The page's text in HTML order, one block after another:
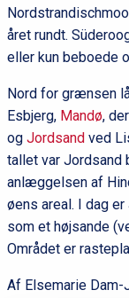
året rundt.
eller kun beboede
Nord for grænsen
Esbjerg, Mandø,
og Jordsandved
tallet var Jordsand
anlæggelsen af
øens areal. I dag
som et højsande
Området er
Af Elsemarie Dam-